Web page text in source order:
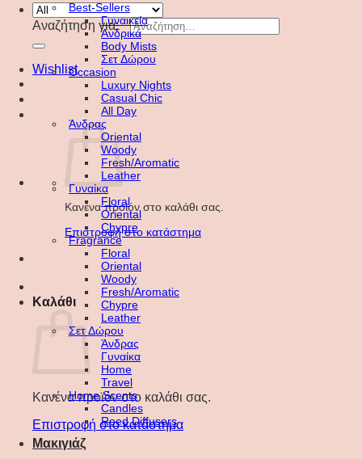
Αναζήτηση για:
Wishlist
Κανένα προϊόν στο καλάθι σας.
Επιστροφή στο κατάστημα
Καλάθι
Κανένα προϊόν στο καλάθι σας.
Επιστροφή στο κατάστημα
Best-Sellers
Γυναικεία
Ανδρικά
Body Mists
Σετ Δώρου
Occasion
Luxury Nights
Casual Chic
All Day
Άνδρας
Oriental
Woody
Fresh/Aromatic
Leather
Γυναίκα
Floral
Oriental
Chypre
Fragrance
Floral
Oriental
Woody
Fresh/Aromatic
Chypre
Leather
Σετ Δώρου
Άνδρας
Γυναίκα
Home
Travel
Home Scents
Candles
Reed Diffusers
Μακιγιάζ